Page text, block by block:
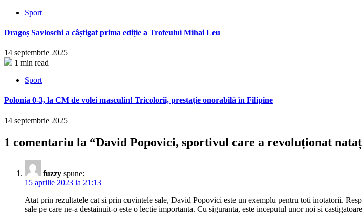
Sport
Dragoș Savloschi a câștigat prima ediție a Trofeului Mihai Leu
14 septembrie 2025
1 min read
Sport
Polonia 0-3, la CM de volei masculin! Tricolorii, prestație onorabilă în Filipine
14 septembrie 2025
1 comentariu la “David Popovici, sportivul care a revoluționat
fuzzy spune:
15 aprilie 2023 la 21:13
Atat prin rezultatele cat si prin cuvintele sale, David Popovici este un exemplu pentru toti inotatorii.
sale pe care ne-a destainuit-o este o lectie importanta. Cu siguranta, este inceputul unor noi si